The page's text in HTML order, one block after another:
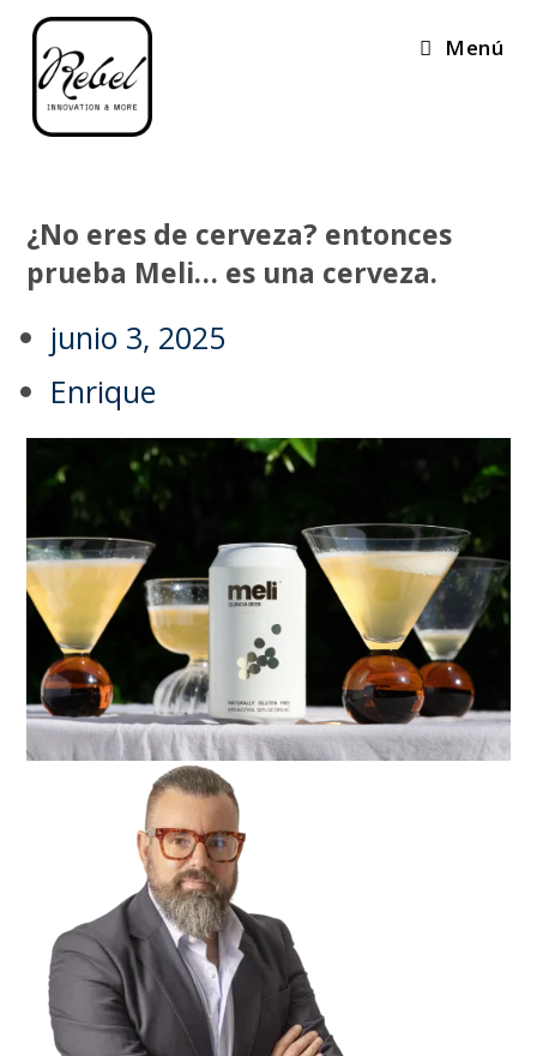
Menú
¿No eres de cerveza? entonces
prueba Meli… es una cerveza.
junio 3, 2025
Enrique